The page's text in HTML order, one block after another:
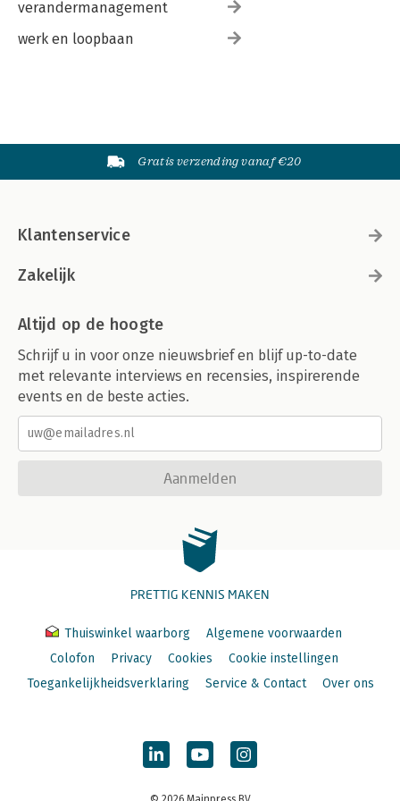
Hoofdstuk 19: Sitediagnose 236
Sitediagnose 237
verandermanagement
werk en loopbaan
Gratis verzending vanaf €20
Klantenservice
Zakelijk
Altijd op de hoogte
Schrijf u in voor onze nieuwsbrief en blijf up-to-date
met relevante interviews en recensies, inspirerende
events en de beste acties.
Aanmelden
PRETTIG KENNIS MAKEN
Thuiswinkel waarborg
Algemene voorwaarden
Colofon
Privacy Cookies
Cookie instellingen
Toegankelijkheidsverklaring
Service & Contact Over ons